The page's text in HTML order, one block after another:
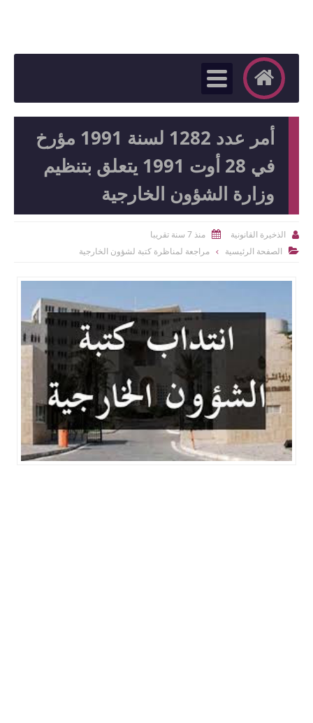
أمر عدد 1282 لسنة 1991 مؤرخ
في 28 أوت 1991 يتعلق بتنظيم
وزارة الشؤون الخارجية
 الذخيرة القانونية  منذ 7 سنة تقريبا
 الصفحة الرئيسية مراجعة لمناظرة كتبة لشؤون الخارجية